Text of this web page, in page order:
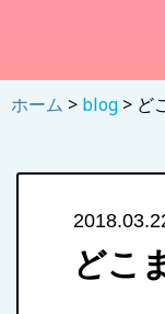
ホーム > blog > ど
どこ